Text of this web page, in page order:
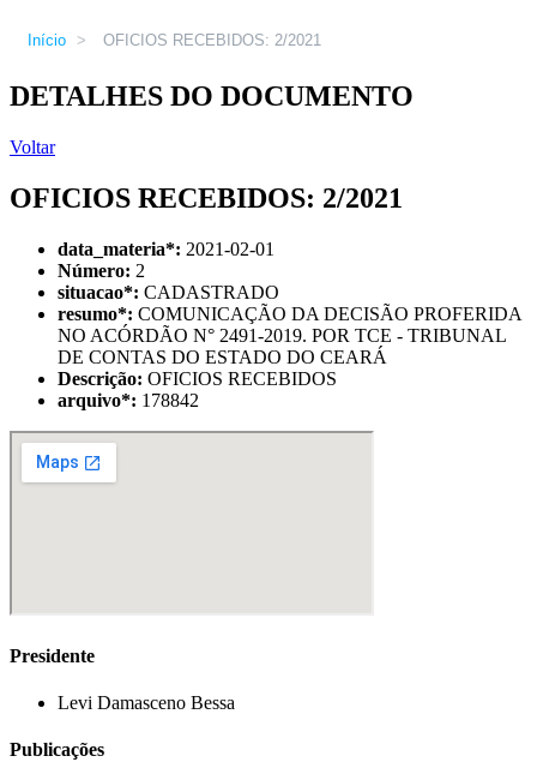
Início > OFICIOS RECEBIDOS: 2/2021
DETALHES DO DOCUMENTO
Voltar
OFICIOS RECEBIDOS: 2/2021
data_materia*: 2021-02-01
Número: 2
situacao*: CADASTRADO
resumo*: COMUNICAÇÃO DA DECISÃO PROFERIDA
NO ACÓRDÃO N° 2491-2019. POR TCE - TRIBUNAL
DE CONTAS DO ESTADO DO CEARÁ
Descrição: OFICIOS RECEBIDOS
arquivo*: 178842
Presidente
Levi Damasceno Bessa
Publicações